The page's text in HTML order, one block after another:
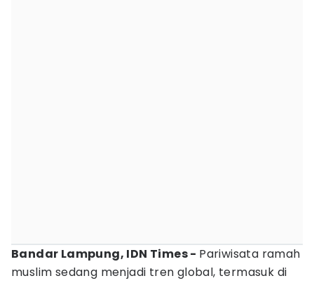
Bandar Lampung, IDN Times - Pariwisata ramah
muslim sedang menjadi tren global, termasuk di